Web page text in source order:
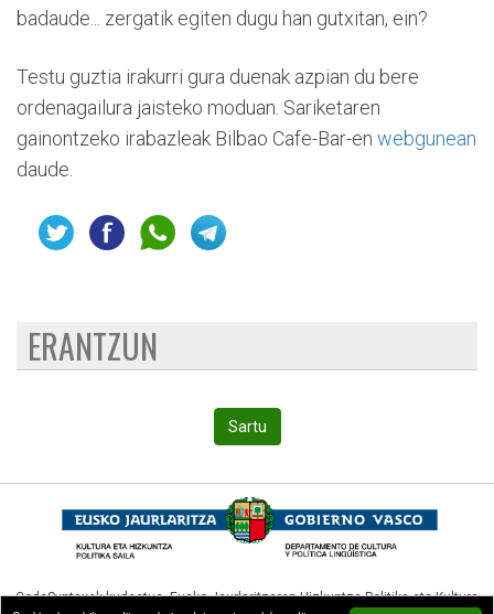
badaude... zergatik egiten dugu han gutxitan, ein?
Testu guztia irakurri gura duenak azpian du bere
ordenagailura jaisteko moduan. Sariketaren
gainontzeko irabazleak Bilbao Cafe-Bar-en webgunean
daude.
ERANTZUN
Sartu
CodeSyntaxek kudeatua,Eusko Jaurlaritzaren Hizkuntza Politika eta Kultura